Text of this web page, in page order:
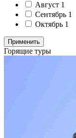
Август 1
Сентябрь 1
Октябрь 1
Применить
Горящие туры